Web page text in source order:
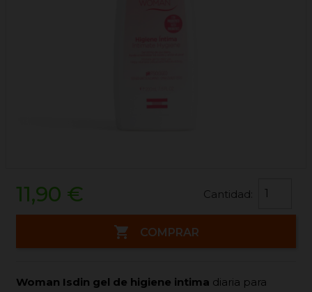
11,90 € Cantidad:
 COMPRAR
Woman Isdin gel de higiene intima diaria para